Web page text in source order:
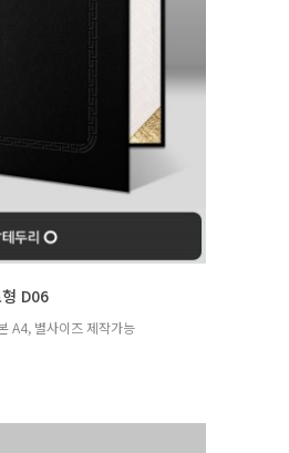
D06
A4, 별사이즈 제작가능